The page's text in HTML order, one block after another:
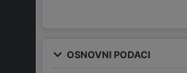
OSNOVNI PODACI